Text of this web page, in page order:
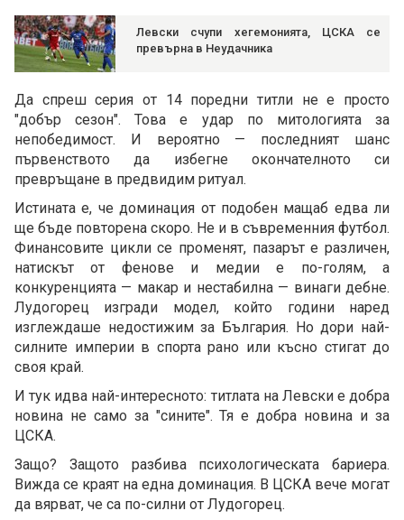
Левски счупи хегемонията, ЦСКА се
превърна в Неудачника
Да спреш серия от 14 поредни титли не е просто
"добър сезон". Това е удар по митологията за
непобедимост. И вероятно — последният шанс
първенството да избегне окончателното си
превръщане в предвидим ритуал.
Истината е, че доминация от подобен мащаб едва ли
ще бъде повторена скоро. Не и в съвременния футбол.
Финансовите цикли се променят, пазарът е различен,
натискът от фенове и медии е по-голям, а
конкуренцията — макар и нестабилна — винаги дебне.
Лудогорец изгради модел, който години наред
изглеждаше недостижим за България. Но дори най-
силните империи в спорта рано или късно стигат до
своя край.
И тук идва най-интересното: титлата на Левски е добра
новина не само за "сините". Тя е добра новина и за
ЦСКА.
Защо? Защото разбива психологическата бариера.
Вижда се краят на една доминация. В ЦСКА вече могат
да вярват, че са по-силни от Лудогорец.